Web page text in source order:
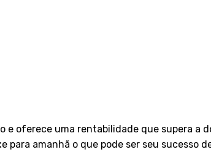
oferece uma rentabilidade que supera a
amanhã o que pode ser seu sucesso